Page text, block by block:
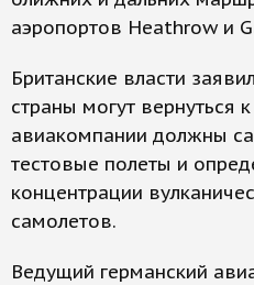
аэропортов Heathrow и
Британские власти
страны могут вернуться
авиакомпании должны
тестовые полеты и
концентрации
самолетов.
Ведущий германский